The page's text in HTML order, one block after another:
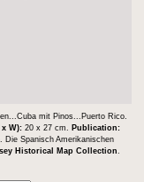
mit Pinos...Puerto Rico.
x W): 20 x 27 cm.
Publication:
Die Spanisch Amerikanischen
Historical Map Collection